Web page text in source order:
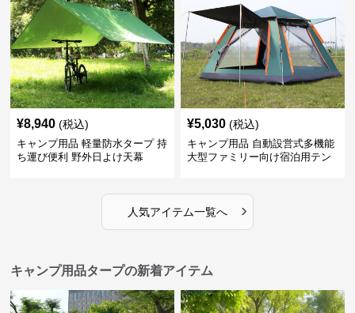
¥8,940 (税込)
キャンプ用品 軽量防水タープ 持
ち運び便利 野外日よけ天幕
¥5,030 (税込)
キャンプ用品 自動設営式多機能
大型ファミリー向け宿泊用テン
人気アイテム一覧へ ›
キャンプ用品タープの新着アイテム